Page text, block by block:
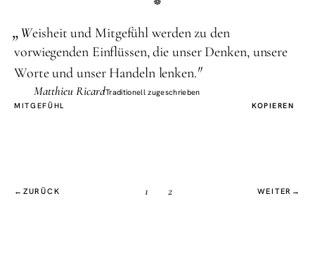
„Weisheit und Mitgefühl werden zu den
vorwiegenden Einflüssen, die unser Denken, unsere
Worte und unser Handeln lenken."
Matthieu RicardTraditionell zugeschrieben
MITGEFÜHL
KOPIEREN
← ZURÜCK 1 2 WEITER →